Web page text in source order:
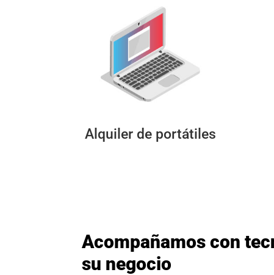
Alquiler de portátiles
Acompañamos con
su negocio